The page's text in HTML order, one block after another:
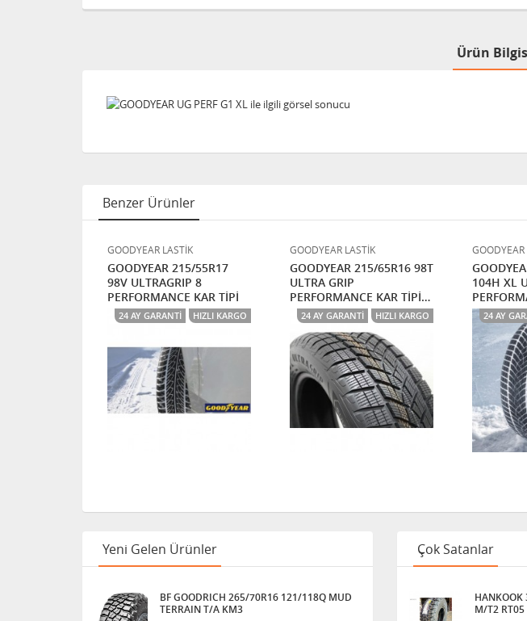
Ürün
Benzer Ürünler
GOODYEAR LASTİK
GOODYEAR 215/55R17
98V ULTRAGRIP 8
PERFORMANCE KAR TİPİ
24 AY GARANTI HIZLI KARGO
GOODYEAR LASTİK
GOODYEAR 215/65R16 98T
ULTRA GRIP
PERFORMANCE KAR TİPİ
4X424 AY GARANTI HIZLI KARGO
GOODYEAR
104H XL
TİPİ24 AY
Yeni Gelen Ürünler
BF GOODRICH 265/70R16 121/118Q MUD
TERRAIN T/A KM3
Çok Satanlar
HANKOOK
M/T2 RT05